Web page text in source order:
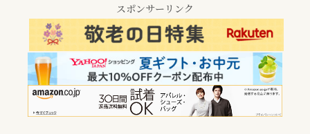
スポンサーリンク